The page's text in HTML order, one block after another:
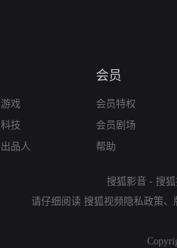
游戏
科技
出品人
会员
会员特权
会员剧场
帮助
搜狐影音 - 搜
请仔细阅读 搜狐视频隐私政策、